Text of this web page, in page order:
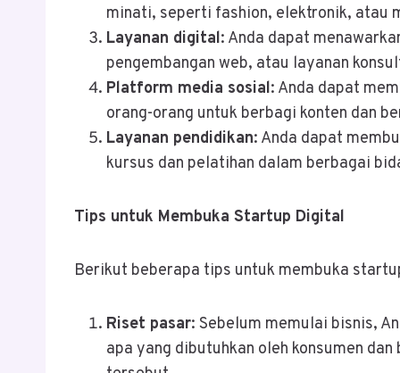
minati, seperti fashion, elektronik, atau
Layanan digital: Anda dapat
pengembangan web, atau layanan
Platform media sosial: Anda dapat
orang-orang untuk berbagi konten dan
Layanan pendidikan: Anda dapat
kursus dan pelatihan dalam berbagai
Tips untuk Membuka Startup Digital
Berikut beberapa tips untuk membuka
Riset pasar: Sebelum memulai bisnis,
apa yang dibutuhkan oleh konsumen